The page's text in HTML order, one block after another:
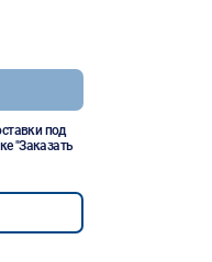
под
"Заказать